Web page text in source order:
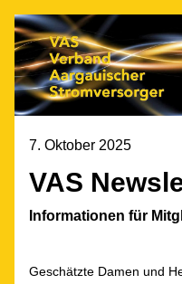
7. Oktober 2025
VAS
Informationen für
Geschätzte Damen und